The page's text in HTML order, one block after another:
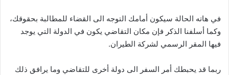
في هاته الحالة سيكون أمامك التوجه الى القضاء للمطالبة بحقوقك،
وكما أسلفنا الذكر فإن مكان التقاضي يكون في الدولة التي يوجد
فيها المقر الرسمي لشركة الطيران.
ربما قد يحبطك أمر السفر الى دولة أخرى للتقاضي وما يرافق ذلك